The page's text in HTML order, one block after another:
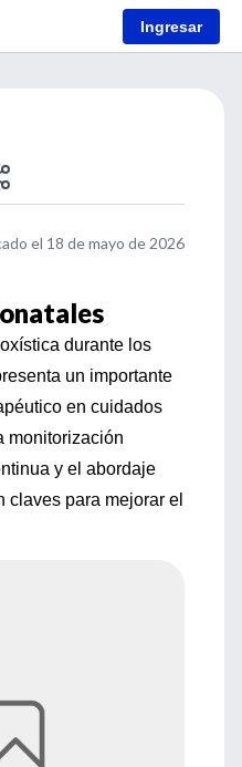
Ingresar
el 18 de mayo de 2026
durante los
un importante
en cuidados
monitorización
y el abordaje
claves para mejorar el